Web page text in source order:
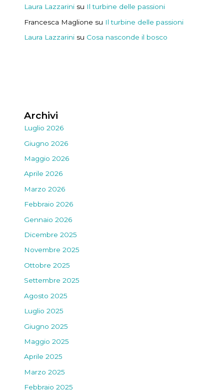
Laura Lazzarini su Il turbine delle passioni
Francesca Maglione su Il turbine delle passioni
Laura Lazzarini su Cosa nasconde il bosco
Archivi
Luglio 2026
Giugno 2026
Maggio 2026
Aprile 2026
Marzo 2026
Febbraio 2026
Gennaio 2026
Dicembre 2025
Novembre 2025
Ottobre 2025
Settembre 2025
Agosto 2025
Luglio 2025
Giugno 2025
Maggio 2025
Aprile 2025
Marzo 2025
Febbraio 2025